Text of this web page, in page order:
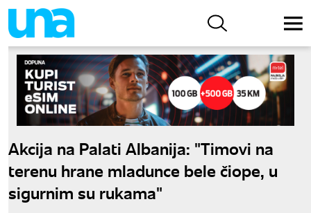
Akcija na Palati Albanija: "Timovi na
terenu hrane mladunce bele čiope, u
sigurnim su rukama"